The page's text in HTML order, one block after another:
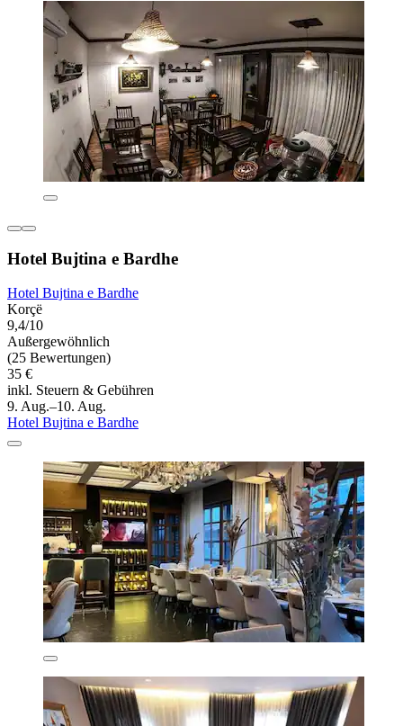
Hotel Bujtina e Bardhe
Hotel Bujtina e Bardhe
Korçë
9,4/10
Außergewöhnlich
(25 Bewertungen)
35 €
inkl. Steuern & Gebühren
9. Aug.–10. Aug.
Hotel Bujtina e Bardhe